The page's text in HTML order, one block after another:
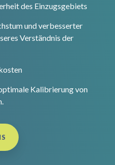
des Einzugsgebiets
und verbesserter
Verständnis der
Kalibrierung von